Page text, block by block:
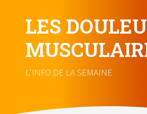
LES
L'INFO DE LA SEMAINE